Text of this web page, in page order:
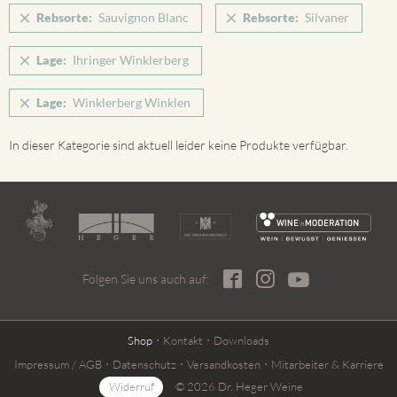
Rebsorte: Sauvignon Blanc Rebsorte: Silvaner
Lage: Ihringer Winklerberg
Lage: Winklerberg Winklen
In dieser Kategorie sind aktuell leider keine Produkte verfügbar.
Folgen Sie uns auch auf:
Shop Kontakt
Downloads
Impressum / AGB
Datenschutz Versandkosten
Mitarbeiter & Karriere
Widerruf
© 2026 Dr. Heger Weine